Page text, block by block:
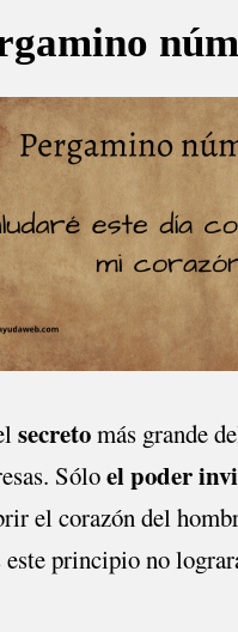
secretomás grande
Sóloel poder
el corazón del
principio no